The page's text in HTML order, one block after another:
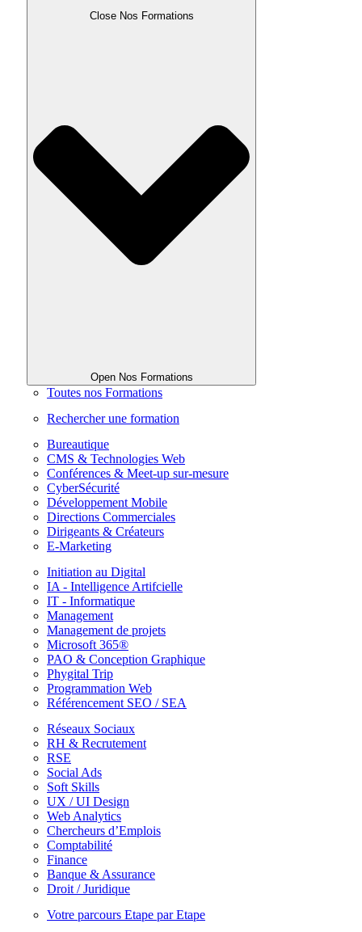
Close Nos Formations
Open Nos Formations
Toutes nos Formations
Rechercher une formation
Bureautique
CMS & Technologies Web
Conférences & Meet-up sur-mesure
CyberSécurité
Développement Mobile
Directions Commerciales
Dirigeants & Créateurs
E-Marketing
Initiation au Digital
IA - Intelligence Artifcielle
IT - Informatique
Management
Management de projets
Microsoft 365®
PAO & Conception Graphique
Phygital Trip
Programmation Web
Référencement SEO / SEA
Réseaux Sociaux
RH & Recrutement
RSE
Social Ads
Soft Skills
UX / UI Design
Web Analytics
Chercheurs d’Emplois
Comptabilité
Finance
Banque & Assurance
Droit / Juridique
Votre parcours Etape par Etape